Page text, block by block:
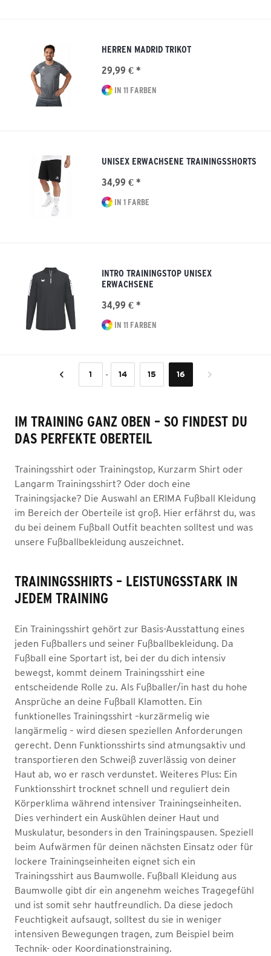
HERREN MADRID TRIKOT
29,99 € *
IN 11 FARBEN
UNISEX ERWACHSENE TRAININGSSHORTS
34,99 € *
IN 1 FARBE
INTRO TRAININGSTOP UNISEX
ERWACHSENE
34,99 € *
IN 11 FARBEN
1 - 14 15 16
IM TRAINING GANZ OBEN – SO FINDEST DU
DAS PERFEKTE OBERTEIL
Trainingsshirt oder Trainingstop, Kurzarm Shirt oder
Langarm Trainingsshirt? Oder doch eine
Trainingsjacke? Die Auswahl an ERIMA Fußball Kleidung
im Bereich der Oberteile ist groß. Hier erfährst du, was
du bei deinem Fußball Outfit beachten solltest und was
unsere Fußballbekleidung auszeichnet.
TRAININGSSHIRTS – LEISTUNGSSTARK IN
JEDEM TRAINING
Ein Trainingsshirt gehört zur Basis-Ausstattung eines
jeden Fußballers und seiner Fußballbekleidung. Da
Fußball eine Sportart ist, bei der du dich intensiv
bewegst, kommt deinem Trainingsshirt eine
entscheidende Rolle zu. Als Fußballer/in hast du hohe
Ansprüche an deine Fußball Klamotten. Ein
funktionelles Trainingsshirt –kurzärmelig wie
langärmelig – wird diesen speziellen Anforderungen
gerecht. Denn Funktionsshirts sind atmungsaktiv und
transportieren den Schweiß zuverlässig von deiner
Haut ab, wo er rasch verdunstet. Weiteres Plus: Ein
Funktionsshirt trocknet schnell und reguliert dein
Körperklima während intensiver Trainingseinheiten.
Dies verhindert ein Auskühlen deiner Haut und
Muskulatur, besonders in den Trainingspausen. Speziell
beim Aufwärmen für deinen nächsten Einsatz oder für
lockere Trainingseinheiten eignet sich ein
Trainingsshirt aus Baumwolle. Fußball Kleidung aus
Baumwolle gibt dir ein angenehm weiches Tragegefühl
und ist somit sehr hautfreundlich. Da diese jedoch
Feuchtigkeit aufsaugt, solltest du sie in weniger
intensiven Bewegungen tragen, zum Beispiel beim
Technik- oder Koordinationstraining.